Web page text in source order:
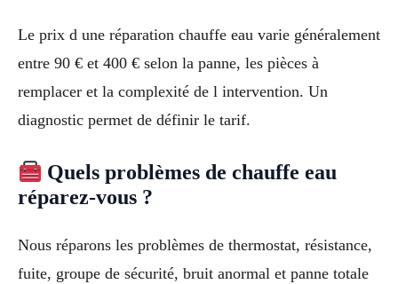
Le prix d une réparation chauffe eau varie généralement
entre 90 € et 400 € selon la panne, les pièces à
remplacer et la complexité de l intervention. Un
diagnostic permet de définir le tarif.
Quels problèmes de chauffe eau
réparez-vous ?
Nous réparons les problèmes de thermostat, résistance,
fuite, groupe de sécurité, bruit anormal et panne totale